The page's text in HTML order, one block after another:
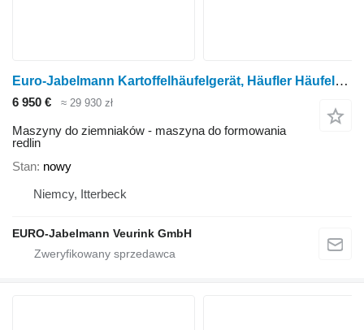
Euro-Jabelmann Kartoffelhäufelgerät, Häufler Häufelgerät mit Dammformblech, V 5
6 950 € ≈ 29 930 zł
Maszyny do ziemniaków - maszyna do formowania
redlin
Stan nowy
Niemcy, Itterbeck
EURO-Jabelmann Veurink GmbH